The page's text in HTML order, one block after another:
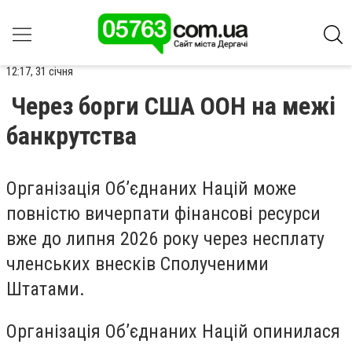
12:17, 31 січня
Через борги США ООН на межі
банкрутства
Організація Об’єднаних Націй може
повністю вичерпати фінансові ресурси
вже до липня 2026 року через несплату
членських внесків Сполученими
Штатами.
Організація Об’єднаних Націй опинилася